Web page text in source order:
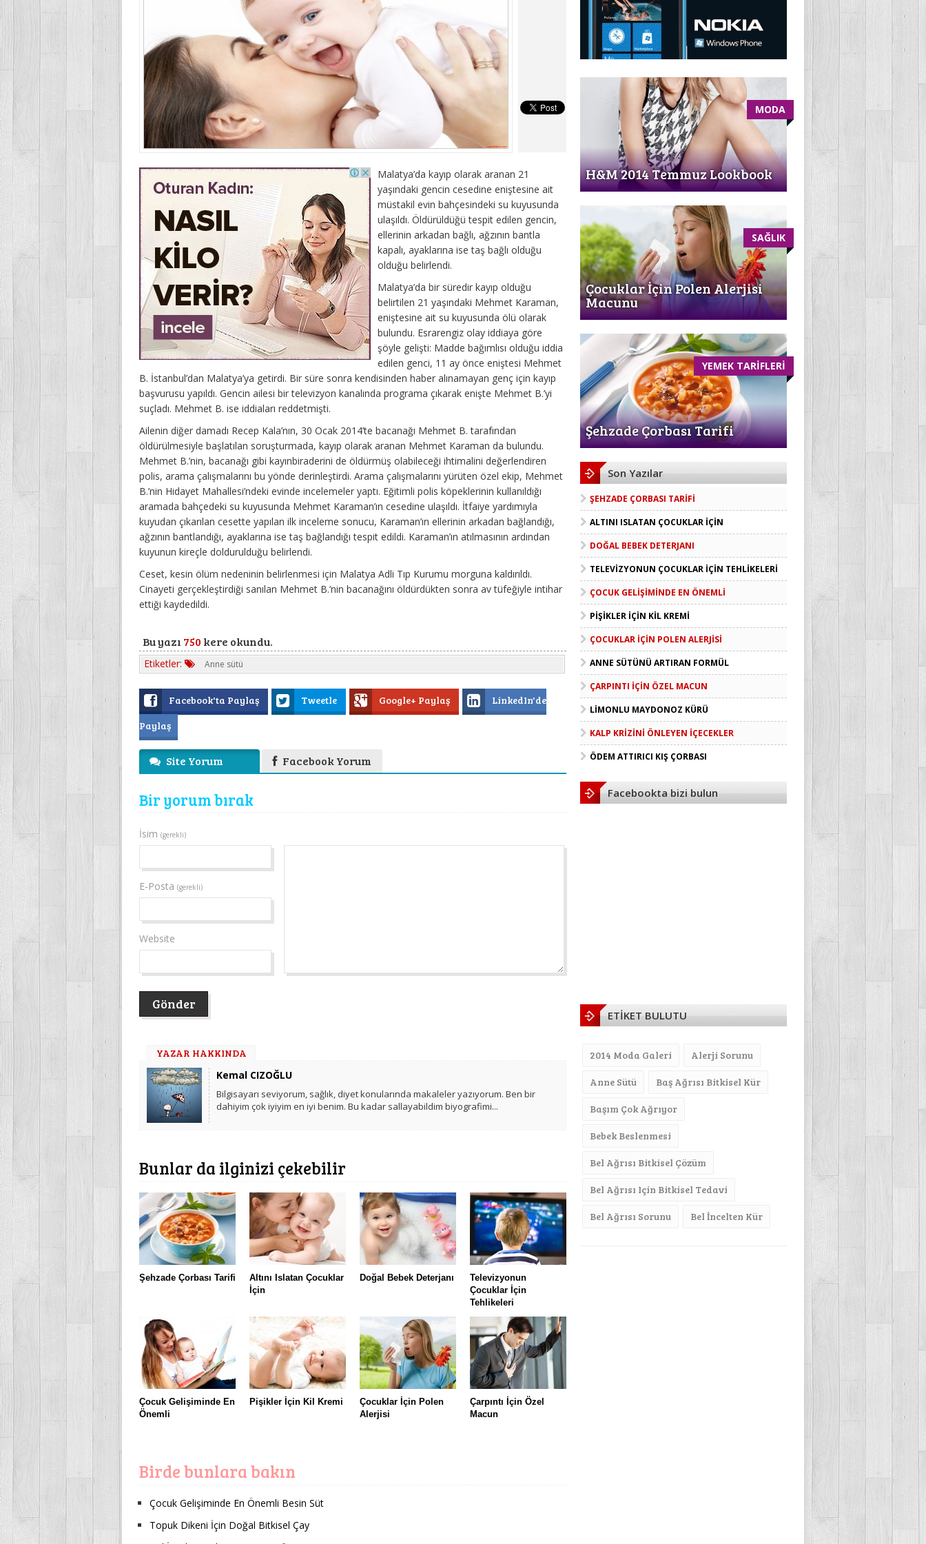
Malatya’da kayıp olarak aranan 21
yaşındaki gencin cesedine eniştesine ait
müstakil evin bahçesindeki su kuyusunda
ulaşıldı. Öldürüldüğü tespit edilen gencin,
ellerinin arkadan bağlı, ağzının bantla
kapalı, ayaklarına ise taş bağlı olduğu
olduğu belirlendi.
Malatya’da bir süredir kayıp olduğu
belirtilen 21 yaşındaki Mehmet Karaman,
eniştesine ait su kuyusunda ölü olarak
bulundu. Esrarengiz olay iddiaya göre
şöyle gelişti: Madde bağımlısı olduğu iddia
edilen genci, 11 ay önce eniştesi Mehmet
B. İstanbul’dan Malatya’ya getirdi. Bir süre sonra kendisinden haber alınamayan genç için kayıp
başvurusu yapıldı. Gencin ailesi bir televizyon kanalında programa çıkarak enişte Mehmet B.’yi
suçladı. Mehmet B. ise iddiaları reddetmişti.
Ailenin diğer damadı Recep Kala’nın, 30 Ocak 2014’te bacanağı Mehmet B. tarafından
öldürülmesiyle başlatılan soruşturmada, kayıp olarak aranan Mehmet Karaman da bulundu.
Mehmet B.’nin, bacanağı gibi kayınbiraderini de öldürmüş olabileceği ihtimalini değerlendiren
polis, arama çalışmalarını bu yönde derinleştirdi. Arama çalışmalarını yürüten özel ekip, Mehmet
B.’nin Hidayet Mahallesi’ndeki evinde incelemeler yaptı. Eğitimli polis köpeklerinin kullanıldığı
aramada bahçedeki su kuyusunda Mehmet Karaman’ın cesedine ulaşıldı. İtfaiye yardımıyla
kuyudan çıkarılan cesette yapılan ilk inceleme sonucu, Karaman’ın ellerinin arkadan bağlandığı,
ağzının bantlandığı, ayaklarına ise taş bağlandığı tespit edildi. Karaman’ın atılmasının ardından
kuyunun kireçle doldurulduğu belirlendi.
Ceset, kesin ölüm nedeninin belirlenmesi için Malatya Adli Tıp Kurumu morguna kaldırıldı.
Cinayeti gerçekleştirdiği sanılan Mehmet B.’nin bacanağını öldürdükten sonra av tüfeğiyle intihar
ettiği kaydedildi.
Bu yazı 750 kere okundu.
Etiketler: Anne sütü
Facebook'ta Paylaş Tweetle Google+ Paylaş
LinkedIn'de
Paylaş
Site Yorum Facebook Yorum
Bir yorum bırak
İsim (gerekli)
E-Posta (gerekli)
Website
YAZAR HAKKINDA
Kemal CIZOĞLU
Bilgisayarı seviyorum, sağlık, diyet konularında makaleler yazıyorum. Ben bir
dahiyim çok iyiyim en iyi benim. Bu kadar sallayabildim biyografimi...
Bunlar da ilginizi çekebilir
Şehzade Çorbası Tarifi
Altını Islatan Çocuklar
İçin
Doğal Bebek Deterjanı
Televizyonun
Çocuklar İçin
Tehlikeleri
Çocuk Gelişiminde En
Önemli
Pişikler İçin Kil Kremi
Çocuklar İçin Polen
Alerjisi
Çarpıntı İçin Özel
Macun
Birde bunlara bakın
Çocuk Gelişiminde En Önemli Besin Süt
Topuk Dikeni İçin Doğal Bitkisel Çay
MODA
H&M 2014 Temmuz Lookbook
SAĞLIK
Çocuklar İçin Polen Alerjisi
Macunu
YEMEK TARİFLERİ
Şehzade Çorbası Tarifi
Son Yazılar
ŞEHZADE ÇORBASI TARIFI
ALTINI ISLATAN ÇOCUKLAR İÇIN
DOĞAL BEBEK DETERJANI
TELEVIZYONUN ÇOCUKLAR İÇIN TEHLIKELERI
ÇOCUK GELIŞIMINDE EN ÖNEMLI
PIŞIKLER İÇIN KIL KREMI
ÇOCUKLAR İÇIN POLEN ALERJISI
ANNE SÜTÜNÜ ARTIRAN FORMÜL
ÇARPINTI İÇIN ÖZEL MACUN
LIMONLU MAYDONOZ KÜRÜ
KALP KRIZINI ÖNLEYEN İÇECEKLER
ÖDEM ATTIRICI KIŞ ÇORBASI
Facebookta bizi bulun
ETİKET BULUTU
2014 Moda Galeri Alerji Sorunu
Anne Sütü Baş Ağrısı Bitkisel Kür
Başım Çok Ağrıyor
Bebek Beslenmesi
Bel Ağrısı Bitkisel Çözüm
Bel Ağrısı Için Bitkisel Tedavi
Bel Ağrısı Sorunu Bel İncelten Kür